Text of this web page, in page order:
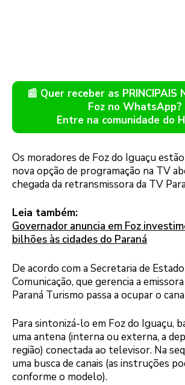
📰 Quer receber as PRINCIPAIS
Foz no WhatsApp?
Entre na comunidade do
Os moradores de Foz do Iguaçu
nova opção de programação na TV
chegada da retransmissora da TV
Leia também:
Governador anuncia em Foz
bilhões às cidades do Paraná
De acordo com a Secretaria de
Comunicação, que gerencia a
Paraná Turismo passa a ocupar o
Para sintonizá-lo em Foz do Iguaçu,
uma antena (interna ou externa, a
região) conectada ao televisor. Na
uma busca de canais (as instruções
conforme o modelo).